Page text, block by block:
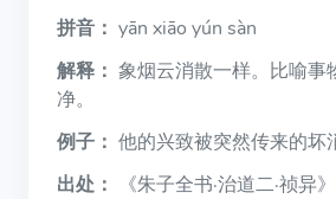
拼音： yān xiāo yún sàn
解释： 象烟云消散一样。比喻事
净。
例子： 他的兴致被突然传来的坏
出处：
《朱子全书·治道二·祯异